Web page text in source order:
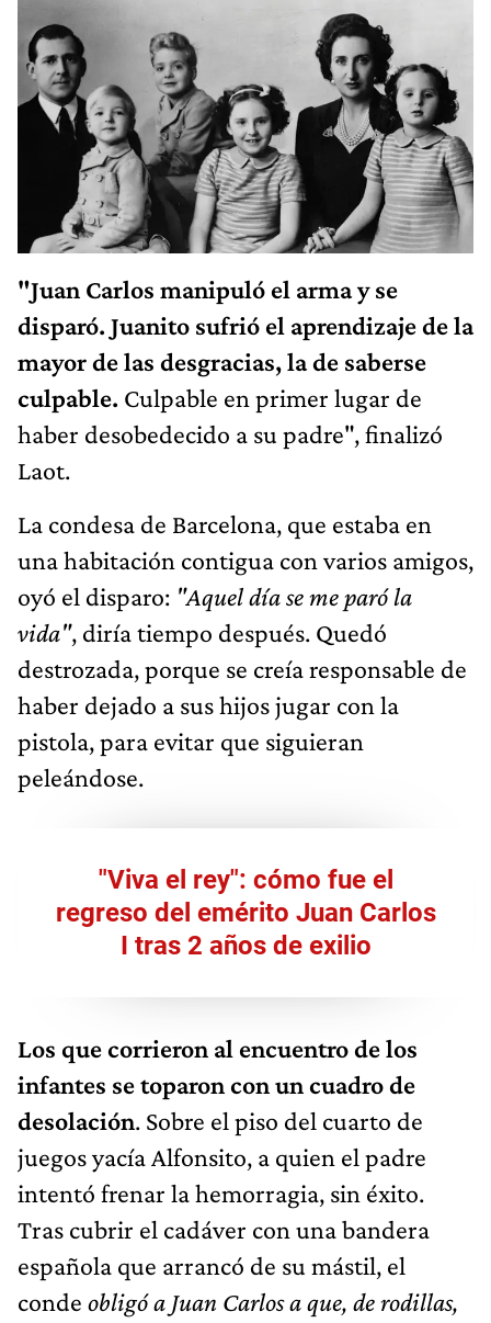
"Juan Carlos manipuló el arma y se
disparó. Juanito sufrió el aprendizaje de la
mayor de las desgracias, la de saberse
culpable. Culpable en primer lugar de
haber desobedecido a su padre", finalizó
Laot.
La condesa de Barcelona, que estaba en
una habitación contigua con varios amigos,
oyó el disparo: "Aquel día se me paró la
vida", diría tiempo después. Quedó
destrozada, porque se creía responsable de
haber dejado a sus hijos jugar con la
pistola, para evitar que siguieran
peleándose.
"Viva el rey": cómo fue el
regreso del emérito Juan Carlos
I tras 2 años de exilio
Los que corrieron al encuentro de los
infantes se toparon con un cuadro de
desolación. Sobre el piso del cuarto de
juegos yacía Alfonsito, a quien el padre
intentó frenar la hemorragia, sin éxito.
Tras cubrir el cadáver con una bandera
española que arrancó de su mástil, el
conde obligóa Juan Carlos a que, de rodillas,